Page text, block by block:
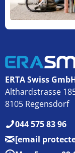
ERTA Swiss
Althardstrasse
8105 Regensdorf
044 575 83 96
[email